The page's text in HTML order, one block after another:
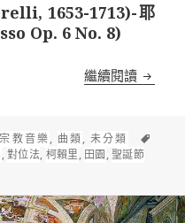
1653-1713)-耶
Op. 6 No. 8)
繼續閱讀 教會
教音樂, 曲類, 未分類
,對位法, 柯賴里, 田園,聖誕節
1653-1713)-耶誕協奏曲